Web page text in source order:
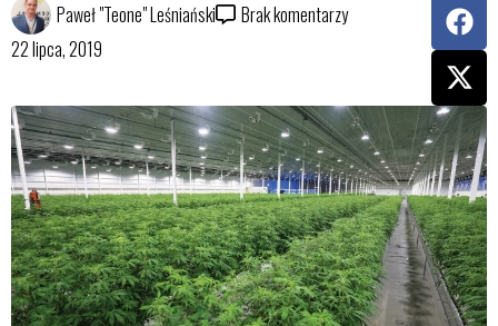
Paweł "Teone" Leśniański
Brak komentarzy
22 lipca, 2019
a
c
e
b
o
o
k
-
t
w
i
t
t
e
r